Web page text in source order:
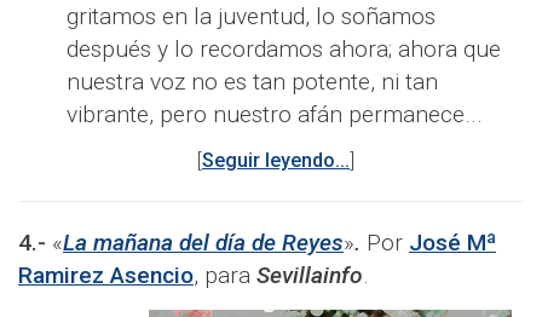
gritamos en la juventud, lo soñamos
después y lo recordamos ahora; ahora que
nuestra voz no es tan potente, ni tan
vibrante, pero nuestro afán permanece...
Seguir leyendo...
4.- «La mañana del día de Reyes». Por José Mª
Ramirez Asencio, para Sevillainfo.